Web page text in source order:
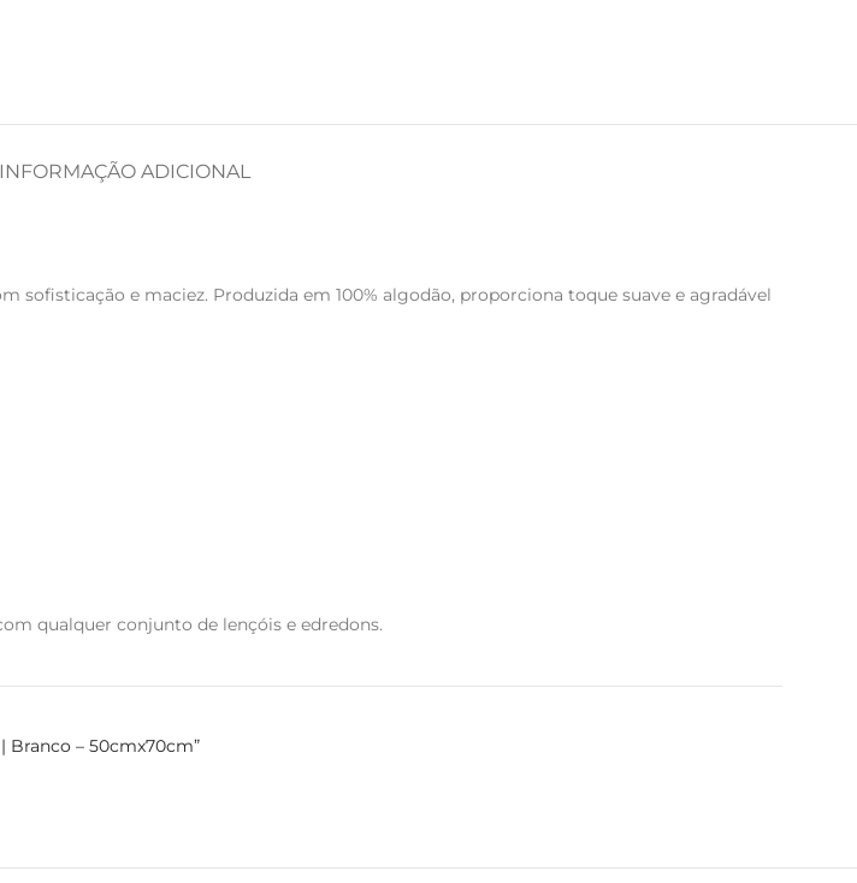
INFORMAÇÃO ADICIONAL
e maciez. Produzida em 100% algodão, proporciona toque suave e agradável
qualquer conjunto de lençóis e edredons.
Branco – 50cmx70cm”